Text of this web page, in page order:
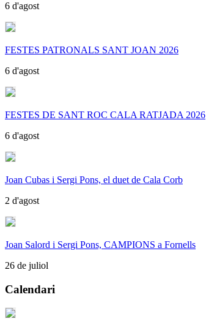
6 d'agost
FESTES PATRONALS SANT JOAN 2026
6 d'agost
FESTES DE SANT ROC CALA RATJADA 2026
6 d'agost
Joan Cubas i Sergi Pons, el duet de Cala Corb
2 d'agost
Joan Salord i Sergi Pons, CAMPIONS a Fornells
26 de juliol
Calendari